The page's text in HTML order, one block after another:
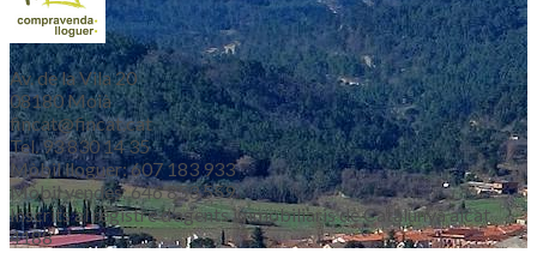
Av. de la Vila 20
08180 Moià
fincat@fincat.cat
Tel. 93 830 14 35
Mòbil lloguer: 607 183 933
Mòbil vendes: 646 853 559
Inscrits al registre d’agents immobiliaris de Catalunya aicat
4188